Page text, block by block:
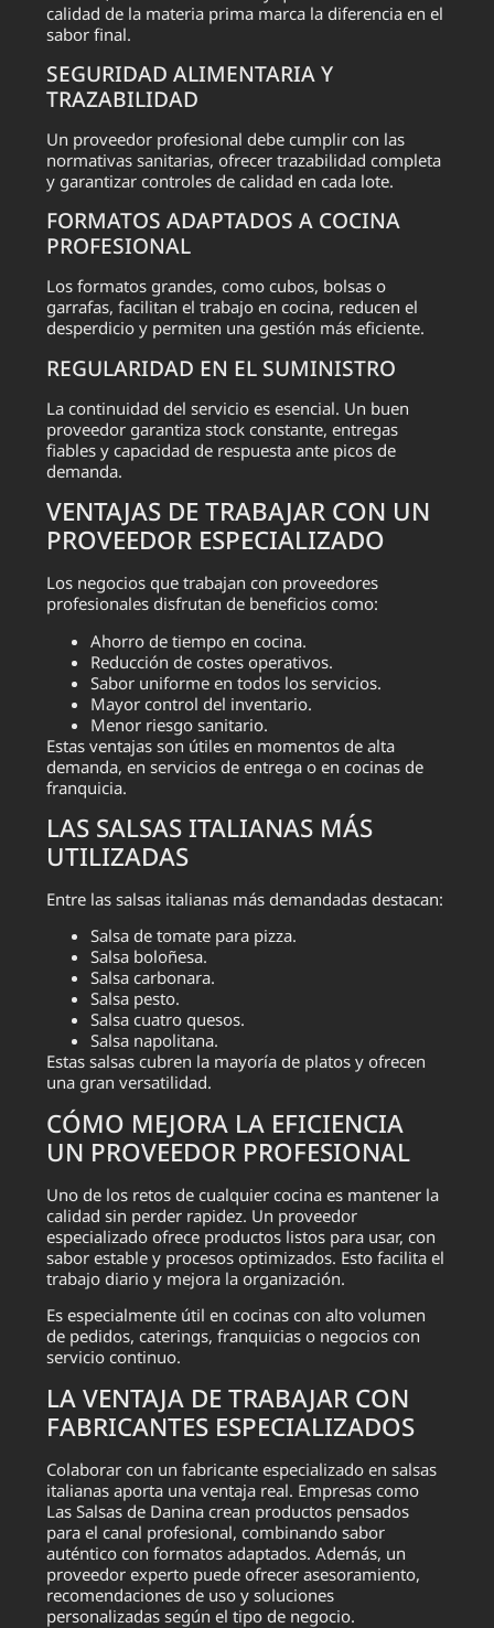
calidad de la materia prima marca la diferencia en el
sabor final.
SEGURIDAD ALIMENTARIA Y
TRAZABILIDAD
Un proveedor profesional debe cumplir con las
normativas sanitarias, ofrecer trazabilidad completa
y garantizar controles de calidad en cada lote.
FORMATOS ADAPTADOS A COCINA
PROFESIONAL
Los formatos grandes, como cubos, bolsas o
garrafas, facilitan el trabajo en cocina, reducen el
desperdicio y permiten una gestión más eficiente.
REGULARIDAD EN EL SUMINISTRO
La continuidad del servicio es esencial. Un buen
proveedor garantiza stock constante, entregas
fiables y capacidad de respuesta ante picos de
demanda.
VENTAJAS DE TRABAJAR CON UN
PROVEEDOR ESPECIALIZADO
Los negocios que trabajan con proveedores
profesionales disfrutan de beneficios como:
Ahorro de tiempo en cocina.
Reducción de costes operativos.
Sabor uniforme en todos los servicios.
Mayor control del inventario.
Menor riesgo sanitario.
Estas ventajas son útiles en momentos de alta
demanda, en servicios de entrega o en cocinas de
franquicia.
LAS SALSAS ITALIANAS MÁS
UTILIZADAS
Entre las salsas italianas más demandadas destacan:
Salsa de tomate para pizza.
Salsa boloñesa.
Salsa carbonara.
Salsa pesto.
Salsa cuatro quesos.
Salsa napolitana.
Estas salsas cubren la mayoría de platos y ofrecen
una gran versatilidad.
CÓMO MEJORA LA EFICIENCIA
UN PROVEEDOR PROFESIONAL
Uno de los retos de cualquier cocina es mantener la
calidad sin perder rapidez. Un proveedor
especializado ofrece productos listos para usar, con
sabor estable y procesos optimizados. Esto facilita el
trabajo diario y mejora la organización.
Es especialmente útil en cocinas con alto volumen
de pedidos, caterings, franquicias o negocios con
servicio continuo.
LA VENTAJA DE TRABAJAR CON
FABRICANTES ESPECIALIZADOS
Colaborar con un fabricante especializado en salsas
italianas aporta una ventaja real. Empresas como
Las Salsas de Danina crean productos pensados
para el canal profesional, combinando sabor
auténtico con formatos adaptados. Además, un
proveedor experto puede ofrecer asesoramiento,
recomendaciones de uso y soluciones
personalizadas según el tipo de negocio.